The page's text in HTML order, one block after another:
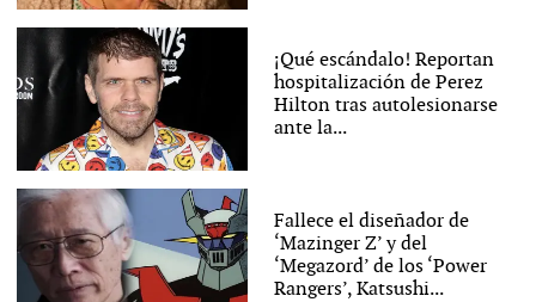
¡Qué escándalo! Reportan
hospitalización de Perez
Hilton tras autolesionarse
ante la...
Fallece el diseñador de
‘Mazinger Z’ y del
‘Megazord’ de los ‘Power
Rangers’, Katsushi...